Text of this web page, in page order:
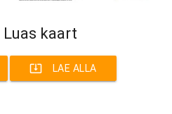
Luas kaart
system_update_alt LAE ALLA